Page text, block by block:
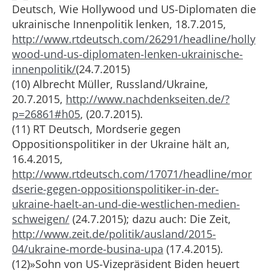
Deutsch, Wie Hollywood und US-Diplomaten die
ukrainische Innenpolitik lenken, 18.7.2015,
http://www.rtdeutsch.com/26291/headline/holly
wood-und-us-diplomaten-lenken-ukrainische-
innenpolitik/(24.7.2015)
(10) Albrecht Müller, Russland/Ukraine,
20.7.2015, http://www.nachdenkseiten.de/?
p=26861#h05, (20.7.2015).
(11) RT Deutsch, Mordserie gegen
Oppositionspolitiker in der Ukraine hält an,
16.4.2015,
http://www.rtdeutsch.com/17071/headline/mor
dserie-gegen-oppositionspolitiker-in-der-
ukraine-haelt-an-und-die-westlichen-medien-
schweigen/ (24.7.2015); dazu auch: Die Zeit,
http://www.zeit.de/politik/ausland/2015-
04/ukraine-morde-busina-upa (17.4.2015).
(12)»Sohn von US-Vizepräsident Biden heuert